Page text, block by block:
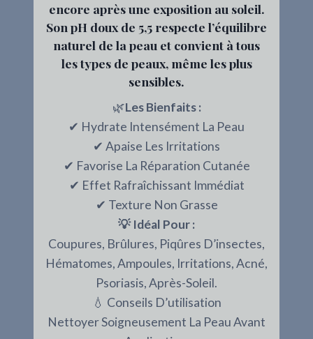
encore après une exposition au soleil.
Son pH doux de 5,5 respecte l’équilibre
naturel de la peau et convient à tous
les types de peaux, même les plus
sensibles.
🌿Les Bienfaits :
✔ Hydrate Intensément La Peau
✔ Apaise Les Irritations
✔ Favorise La Réparation Cutanée
✔ Effet Rafraîchissant Immédiat
✔ Texture Non Grasse
💡 Idéal Pour :
Coupures, Brûlures, Piqûres D’insectes,
Hématomes, Ampoules, Irritations, Acné,
Psoriasis, Après-Soleil.
💧 Conseils D’utilisation
Nettoyer Soigneusement La Peau Avant